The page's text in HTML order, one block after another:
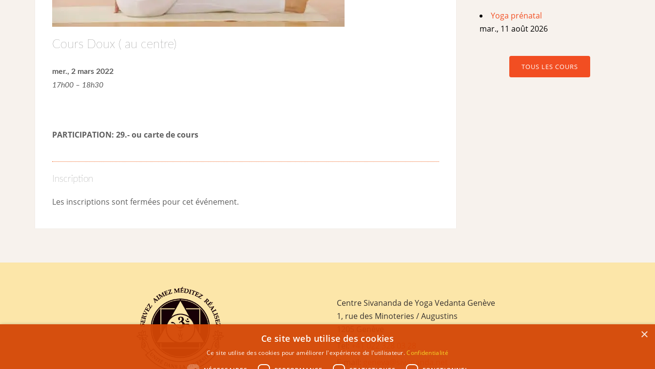
Cours Doux ( au centre)
mer., 2 mars 2022
17h00 – 18h30
PARTICIPATION: 29.- ou carte de cours
Inscription
Les inscriptions sont fermées pour cet événement.
Yoga prénatal
mar., 11 août 2026
TOUS LES COURS
Centre Sivananda de Yoga Vedanta Genève
1, rue des Minoteries / Augustins
E-mail:
geneva@sivananda.net
×
Ce site web utilise des cookies
Ce site utilise des cookies pour améliorer l'expérience de l'utilisateur.Confidentialité